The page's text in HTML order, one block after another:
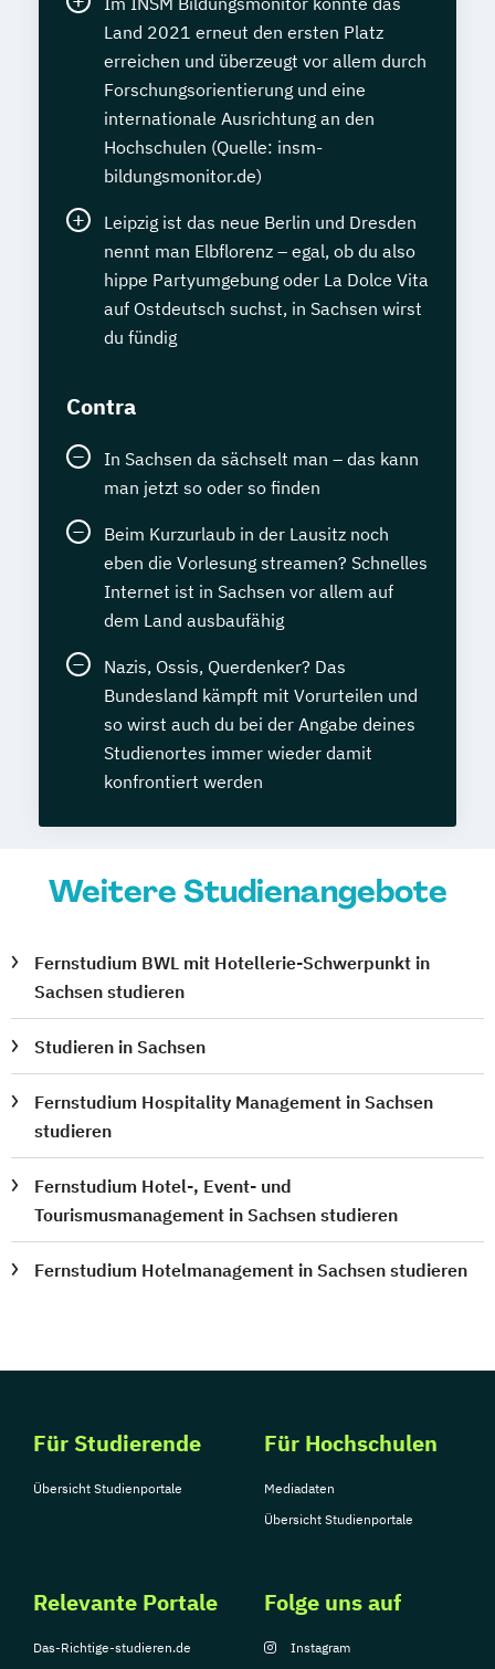
Land 2021 erneut den ersten Platz
erreichen und überzeugt vor allem durch
Forschungsorientierung und eine
internationale Ausrichtung an den
Hochschulen (Quelle: insm-
bildungsmonitor.de)
Leipzig ist das neue Berlin und Dresden
nennt man Elbflorenz – egal, ob du also
hippe Partyumgebung oder La Dolce Vita
auf Ostdeutsch suchst, in Sachsen wirst
du fündig
Contra
In Sachsen da sächselt man – das kann
man jetzt so oder so finden
Beim Kurzurlaub in der Lausitz noch
eben die Vorlesung streamen? Schnelles
Internet ist in Sachsen vor allem auf
dem Land ausbaufähig
Nazis, Ossis, Querdenker? Das
Bundesland kämpft mit Vorurteilen und
so wirst auch du bei der Angabe deines
Studienortes immer wieder damit
konfrontiert werden
Weitere Studienangebote
Fernstudium BWL mit Hotellerie-Schwerpunkt in
Sachsen studieren
Studieren in Sachsen
Fernstudium Hospitality Management in Sachsen
studieren
Fernstudium Hotel-, Event- und
Tourismusmanagement in Sachsen studieren
Fernstudium Hotelmanagement in Sachsen studieren
Für Studierende
Übersicht Studienportale
Für Hochschulen
Mediadaten
Übersicht Studienportale
Relevante Portale
Das-Richtige-studieren.de
Folge uns auf
Instagram